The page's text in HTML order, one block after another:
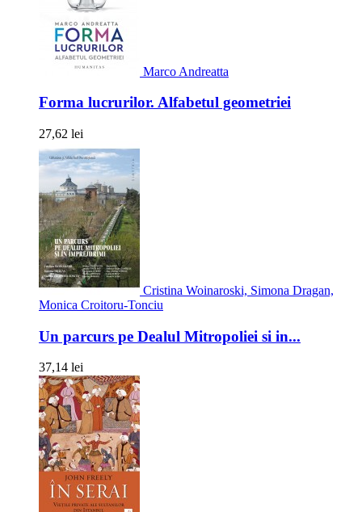
Marco Andreatta
Forma lucrurilor. Alfabetul geometriei
27,62 lei
Cristina Woinaroski, Simona Dragan,
Monica Croitoru-Tonciu
Un parcurs pe Dealul Mitropoliei si in...
37,14 lei